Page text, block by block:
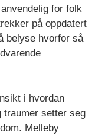
for folk
på oppdatert
belyse hvorfor så
i hvordan
traumer setter seg
Melleby